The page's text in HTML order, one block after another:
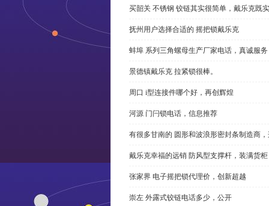
买韶关 不锈钢 铰链其实很简单，戴乐克既
抚州用户选择合适的 摇把锁戴乐克
蚌埠 系列三角螺母生产厂家电话，真诚服务
景德镇戴乐克 拉紧锁很棒。
周口 i型连接件哪个好，再创辉煌
河源 门闩锁电话，信息推荐
有很多甘南的 圆形和波浪形密封条制造商
戴乐克幸福的远销 防风型支撑杆，装满货柜
张家界 电子摇把锁代理价，创新超越
崇左 外露式铰链电话多少，公开